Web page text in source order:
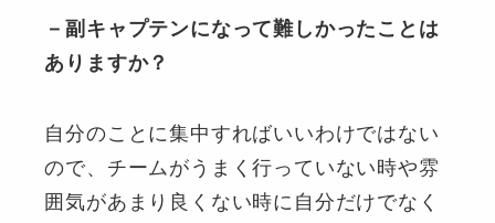
－副キャプテンになって難しかったことは
ありますか？
自分のことに集中すればいいわけではない
ので、チームがうまく行っていない時や雰
囲気があまり良くない時に自分だけでなく